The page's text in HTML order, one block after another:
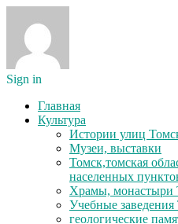
Sign in
Главная
Культура
Истории улиц
Музеи, выставки
Томск,томская
населенных
Храмы, монастыри
Учебные заведения
геологические